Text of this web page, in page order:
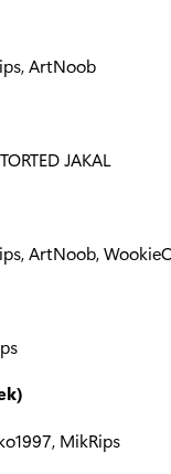
ArtNoob
JAKAL
ArtNoob,
MikRips